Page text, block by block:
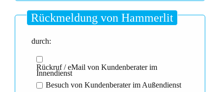
Rückmeldung von Hammerlit
durch:
Rückruf / eMail von Kundenberater im
Innendienst
Besuch von Kundenberater im Außendienst